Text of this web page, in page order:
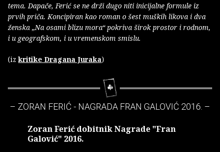
tema. Dapače, Ferić se ne drži dugo niti inicijalne formule iz
prvih priča. Koncipiran kao roman o šest muških likova i dva
ženska „Na osami blizu mora“ pokriva širok prostor i rodnom,
i u geografskom, i u vremenskom smislu.
(izkritike Dragana Juraka)
– ZORAN FERIĆ - NAGRADA FRAN GALOVIĆ 2016. –
Zoran Ferić dobitnik Nagrade "Fran
Galović" 2016.